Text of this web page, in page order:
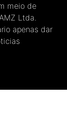
meio de
Ltda.
apenas dar